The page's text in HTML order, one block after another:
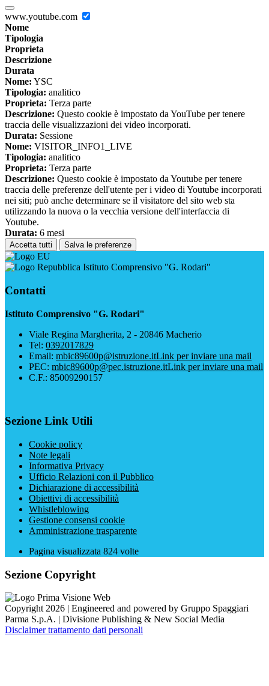
www.youtube.com
Nome
Tipologia
Proprieta
Descrizione
Durata
Nome: YSC
Tipologia: analitico
Proprieta: Terza parte
Descrizione: Questo cookie è impostato da YouTube per tenere
traccia delle visualizzazioni dei video incorporati.
Durata: Sessione
Nome: VISITOR_INFO1_LIVE
Tipologia: analitico
Proprieta: Terza parte
Descrizione: Questo cookie è impostato da Youtube per tenere
traccia delle preferenze dell'utente per i video di Youtube incorporati
nei siti; può anche determinare se il visitatore del sito web sta
utilizzando la nuova o la vecchia versione dell'interfaccia di
Youtube.
Durata: 6 mesi
Accetta tutti Salva le preferenze
Istituto Comprensivo "G. Rodari"
Contatti
Istituto Comprensivo "G. Rodari"
Viale Regina Margherita, 2 - 20846 Macherio
Tel: 0392017829
Email: mbic89600p@istruzione.itLink per inviare una mail
PEC: mbic89600p@pec.istruzione.itLink per inviare una mail
C.F.: 85009290157
Sezione Link Utili
Cookie policy
Note legali
Informativa Privacy
Ufficio Relazioni con il Pubblico
Dichiarazione di accessibilità
Obiettivi di accessibilità
Whistleblowing
Gestione consensi cookie
Amministrazione trasparente
Pagina visualizzata 824 volte
Sezione Copyright
Copyright 2026 | Engineered and powered by Gruppo Spaggiari
Parma S.p.A. | Divisione Publishing & New Social Media
Disclaimer trattamento dati personali